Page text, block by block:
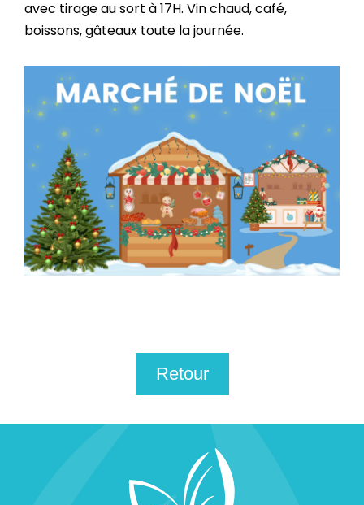
avec tirage au sort à 17H. Vin chaud, café,
boissons, gâteaux toute la journée.
Retour